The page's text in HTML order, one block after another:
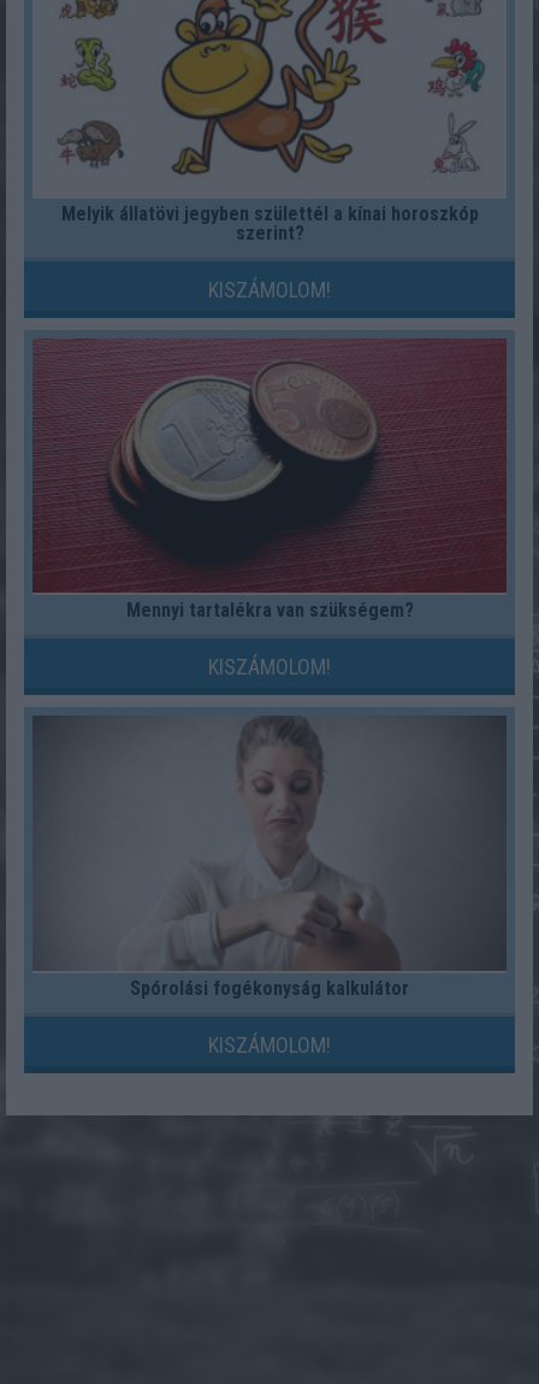
Melyik állatövi jegyben születtél a kínai horoszkóp
szerint?
KISZÁMOLOM!
Mennyi tartalékra van szükségem?
KISZÁMOLOM!
Spórolási fogékonyság kalkulátor
KISZÁMOLOM!